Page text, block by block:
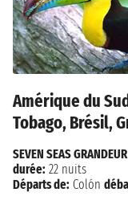
Amérique du
Tobago, Brésil,
SEVEN SEAS GRANDEUR
durée: 22 nuits
Départs de: Colón